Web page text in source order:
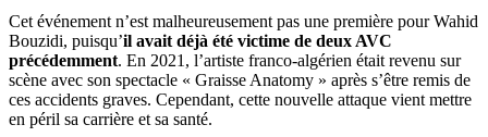
Cet événement n’est malheureusement pas une première pour Wahid
Bouzidi, puisqu’il avait déjà été victime de deux AVC
précédemment. En 2021, l’artiste franco-algérien était revenu sur
scène avec son spectacle « Graisse Anatomy » après s’être remis de
ces accidents graves. Cependant, cette nouvelle attaque vient mettre
en péril sa carrière et sa santé.